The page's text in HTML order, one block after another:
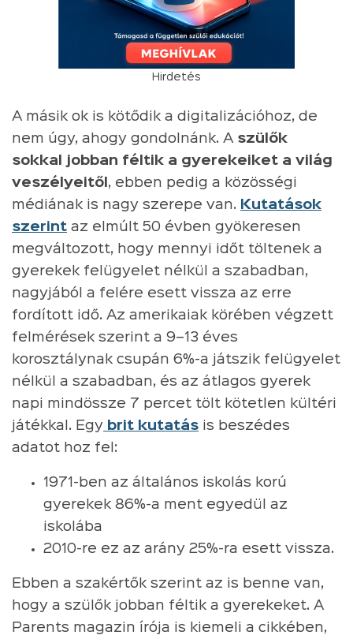
Hirdetés
A másik ok is kötődik a digitalizációhoz, de
nem úgy, ahogy gondolnánk. A szülők
sokkal jobban féltik a gyerekeiket a világ
veszélyeitől , ebben pedig a közösségi
médiának is nagy szerepe van.
Kutatások
szerint az elmúlt 50 évben gyökeresen
megváltozott, hogy mennyi időt töltenek a
gyerekek felügyelet nélkül a szabadban,
nagyjából a felére esett vissza az erre
fordított idő. Az amerikaiak körében végzett
felmérések szerint a 9–13 éves
korosztálynak csupán 6%-a játszik felügyelet
nélkül a szabadban, és az átlagos gyerek
napi mindössze 7 percet tölt kötetlen kültéri
játékkal. Egy brit kutatás is beszédes
adatot hoz fel:
1971-ben az általános iskolás korú
gyerekek 86%-a ment egyedül az
iskolába
2010-re ez az arány 25%-ra esett vissza.
Ebben a szakértők szerint az is benne van,
hogy a szülők jobban féltik a gyerekeket. A
Parents magazin írója is kiemeli a cikkében,